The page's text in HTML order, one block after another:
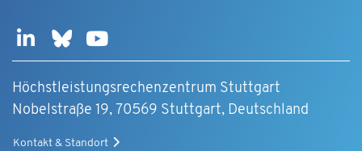
Höchstleistungsrechenzentrum Stuttgart
Nobelstraße 19, 70569 Stuttgart, Deutschland
Kontakt & Standort